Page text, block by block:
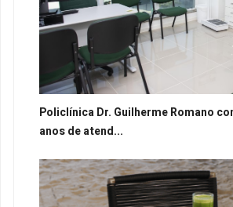
Policlínica Dr. Guilherme Romano
anos de atend...